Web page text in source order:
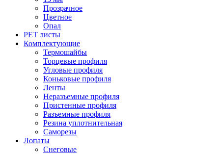
Прозрачное
Цветное
Опал
PET листы
Комплектующие
Термошайбы
Торцевые профиля
Угловые профиля
Коньковые профиля
Ленты
Неразъемные профиля
Пристенные профиля
Разъемные профиля
Резина уплотнительная
Саморезы
Лопаты
Снеговые